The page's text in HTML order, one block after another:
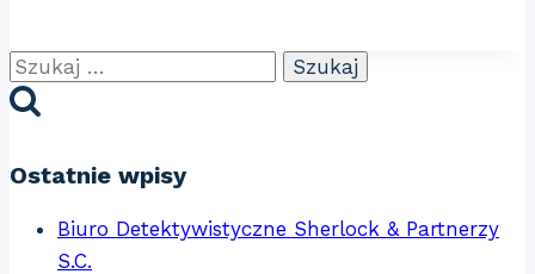
Szukaj:
Ostatnie wpisy
Biuro Detektywistyczne Sherlock & Partnerzy
S.C.